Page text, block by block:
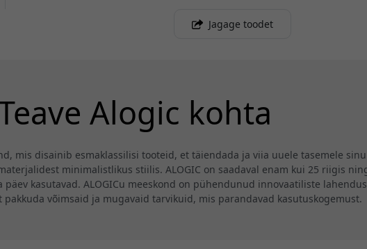
Jagage toodet
Alogic kohta
mis disainib esmaklassilisi tooteid, et täiendada ja viia uuele tasemele
minimalistlikus stiilis. ALOGIC on saadaval enam kui 25 riigis
kasutavad. ALOGICu meeskond on pühendunud innovaatiliste
võimsaid ja mugavaid tarvikuid, mis parandavad kasutuskogemust.